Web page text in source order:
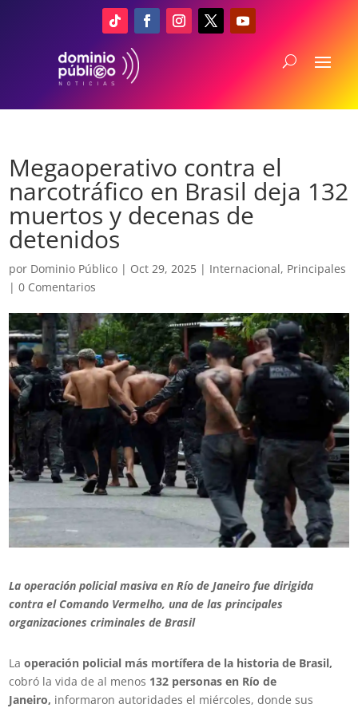
Megaoperativo contra el
narcotráfico en Brasil deja 132
muertos y decenas de
detenidos
por Dominio Público | Oct 29, 2025 | Internacional, Principales
|0 Comentarios
Laoperación policial masiva en Río de Janeiro fue dirigida
contra el Comando Vermelho, una de las principales
organizaciones criminales deBrasil
Laoperación policial más mortífera de la historia de Brasil,
cobró la vida de al menos 132 personas en Río de
Janeiro, informaron autoridades el miércoles, donde sus